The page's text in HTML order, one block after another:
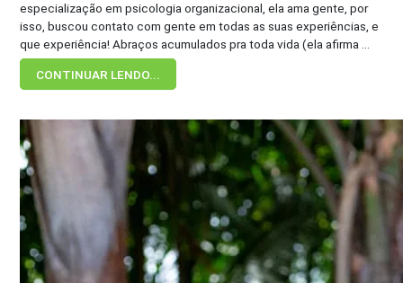
especialização em psicologia organizacional, ela ama gente, por
isso, buscou contato com gente em todas as suas experiências, e
que experiência! Abraços acumulados pra toda vida (ela afirma ...
CONTINUAR LENDO...